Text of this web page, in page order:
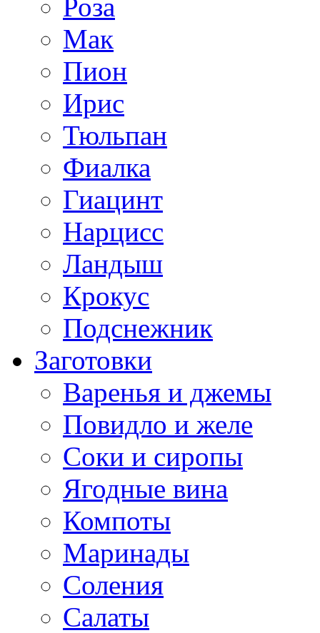
Роза
Мак
Пион
Ирис
Тюльпан
Фиалка
Гиацинт
Нарцисс
Ландыш
Крокус
Подснежник
Заготовки
Варенья и джемы
Повидло и желе
Соки и сиропы
Ягодные вина
Компоты
Маринады
Соления
Салаты